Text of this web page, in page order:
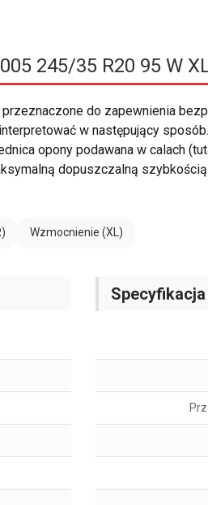
245/35 R20 95 W
przeznaczone do zapewnienia
w następujący
opony podawana w calach
dopuszczalną
Wzmocnienie (XL)
Specyfikacja